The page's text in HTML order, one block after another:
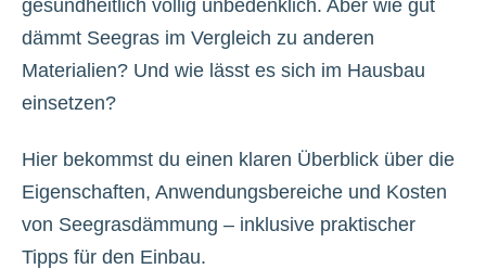
gesundheitlich völlig unbedenklich. Aber wie gut
dämmt Seegras im Vergleich zu anderen
Materialien? Und wie lässt es sich im Hausbau
einsetzen?
Hier bekommst du einen klaren Überblick über die
Eigenschaften, Anwendungsbereiche und Kosten
von Seegrasdämmung – inklusive praktischer
Tipps für den Einbau.